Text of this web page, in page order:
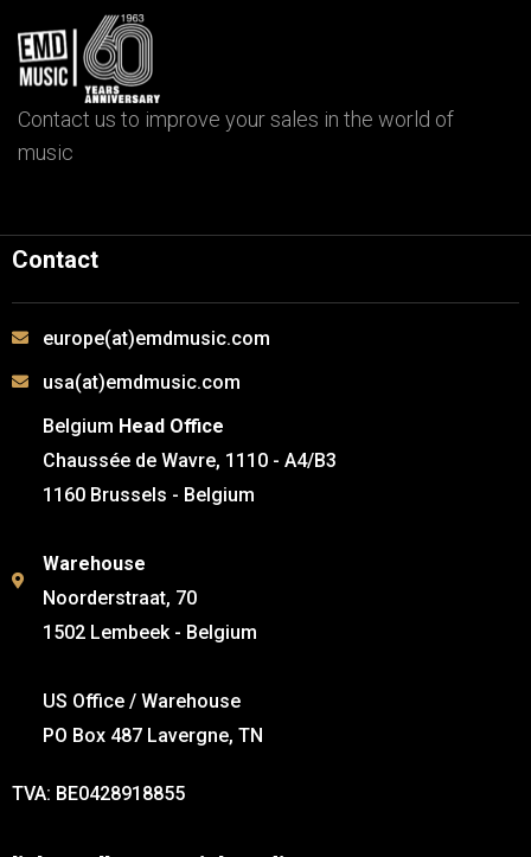
Contact us to improve your sales in the world of
music
Contact
europe(at)emdmusic.com
usa(at)emdmusic.com
Belgium Head Office
Chaussée de Wavre, 1110 - A4/B3
1160 Brussels - Belgium
Warehouse
Noorderstraat, 70
1502 Lembeek - Belgium
US Office / Warehouse
PO Box 487 Lavergne, TN
TVA: BE0428918855